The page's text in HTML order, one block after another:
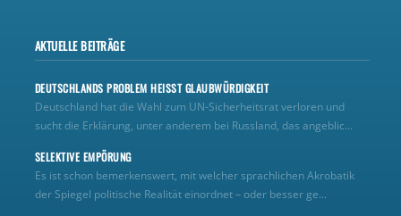
AKTUELLE BEITRÄGE
DEUTSCHLANDS PROBLEM HEISST GLAUBWÜRDIGKEIT
Deutschland hat die Wahl zum UN‑Sicherheitsrat verloren und
sucht die Erklärung, unter anderem bei Russland, das angeblic...
SELEKTIVE EMPÖRUNG
Es ist schon bemerkenswert, mit welcher sprachlichen Akrobatik
der Spiegel politische Realität einordnet – oder besser ge...